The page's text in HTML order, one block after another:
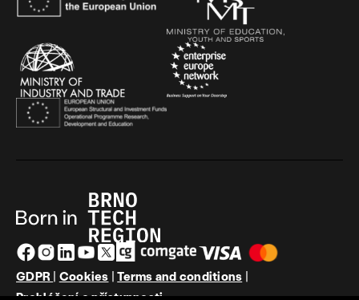
GDPR | Cookies |Terms and conditions |